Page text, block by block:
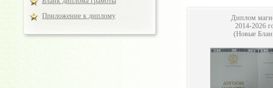
Диплом
2014-2026
(Новые
Приложение к диплому